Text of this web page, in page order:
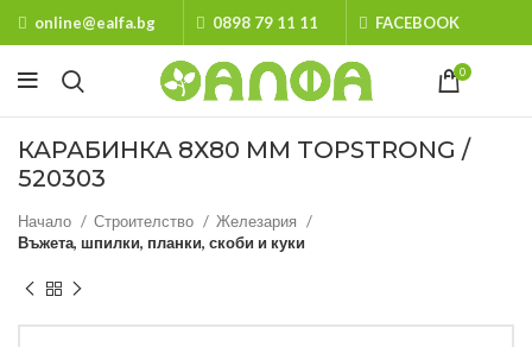
online@ealfa.bg 0898 79 11 11 FACEBOOK
0
КАРАБИНКА 8Х80 MM TOPSTRONG /
520303
Начало Строителство
Железария
Въжета, шпилки, планки, скоби и куки